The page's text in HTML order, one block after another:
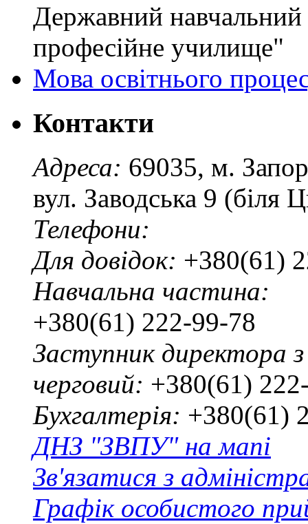
Державний навчальний
професійне училище"
Мова освітнього
Контакти
Адреса: 69035, м.
вул. Заводська 9 (біля
Телефони:
Для довідок: +380(61)
Навчальна частина:
+380(61) 222-99-78
Заступник директора
черговий: +380(61)
Бухгалтерія: +380(61)
ДНЗ "ЗВПУ" на мапі
Зв'язатися з
Графік особистого